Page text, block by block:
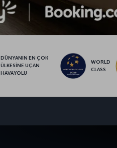
DÜNYANIN EN ÇOK
ÜLKESİNE UÇAN
HAVAYOLU
WORLD
CLASS